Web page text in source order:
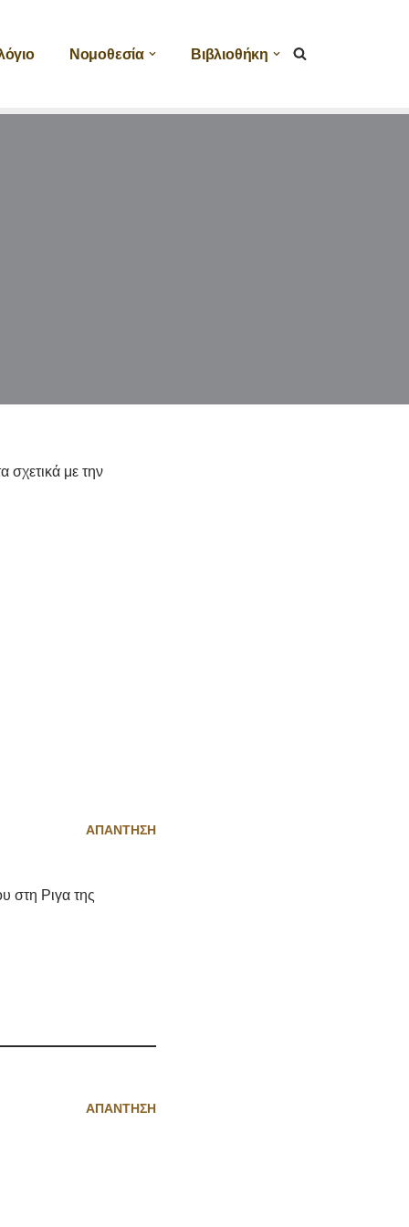
Νομοθεσία Βιβλιοθήκη
με την
ΑΠΆΝΤΗΣΗ
στη Ριγα της
ΑΠΆΝΤΗΣΗ